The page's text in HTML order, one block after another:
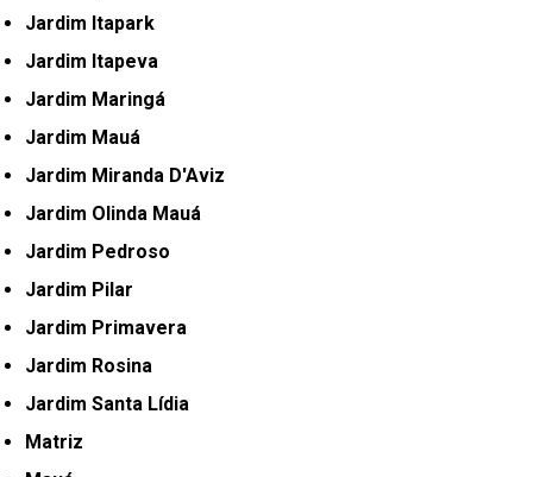
Jardim Itapark
Jardim Itapeva
Jardim Maringá
Jardim Mauá
Jardim Miranda D'Aviz
Jardim Olinda Mauá
Jardim Pedroso
Jardim Pilar
Jardim Primavera
Jardim Rosina
Jardim Santa Lídia
Matriz